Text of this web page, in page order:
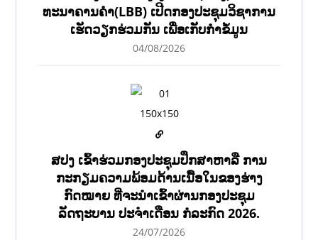
ທະນາຄານຄຳ(LBB) ເປີດກອງປະຊຸມວິຊາການ
ເຮັດວຽກຮ່ວມກັນ ເພື່ອເກັບກຳຂໍ້ມູນ
04/08/2026
ສປງ ເຂົ້າຮ່ວມກອງປະຊຸມປຶກສາຫາລື ການ
ກະກຽມຄວາມພ້ອມດ້ານເນື້ອໃນຂອງຮ່າງ
ກົດໝາຍ ທີ່ຈະນໍາເຂົ້າຜ່ານກອງປະຊຸມ
ລັດຖະບານ ປະຈໍາເດືອນ ກໍລະກົດ 2026.
24/07/2026